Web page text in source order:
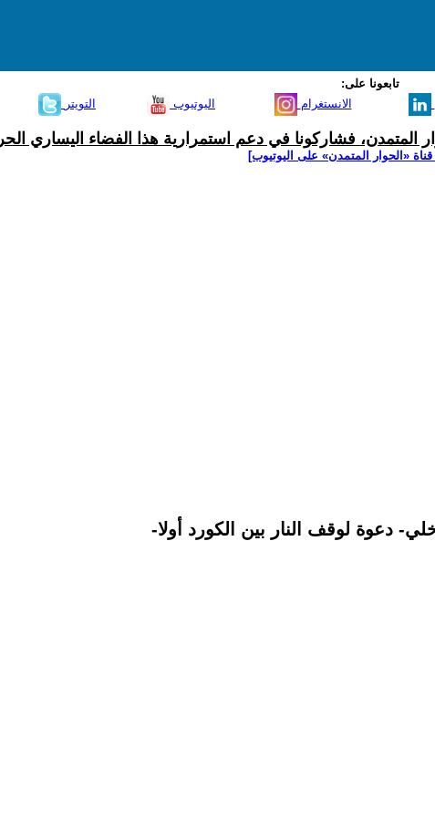
تابعونا على:
التويتر اليوتيوب الانستغرام
المتمدن، فشاركونا في دعم استمرارية هذا الفضاء اليساري الحر
‫«الحوار المتمدن» على اليوتيوب]